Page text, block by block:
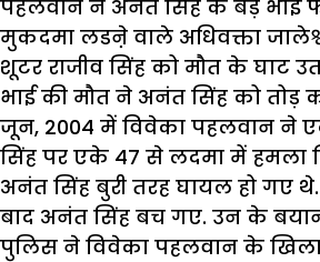
पहलवान ने अनंत सिंह के बड़े भाई
मुकदमा लडऩे वाले अधिवक्ता
शूटर राजीव सिंह को मौत के घाट
भाई की मौत ने अनंत सिंह को तोड़
जून, 2004 में विवेका पहलवान ने
सिंह पर एके 47 से लदमा में हमला
अनंत सिंह बुरी तरह घायल हो गए
बाद अनंत सिंह बच गए. उन के
पुलिस ने विवेका पहलवान के